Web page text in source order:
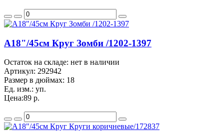
A18"/45см Круг Зомби /1202-1397
Остаток на складе: нет в наличии
Артикул: 292942
Размер в дюймах: 18
Ед. изм.: уп.
Цена:89 р.